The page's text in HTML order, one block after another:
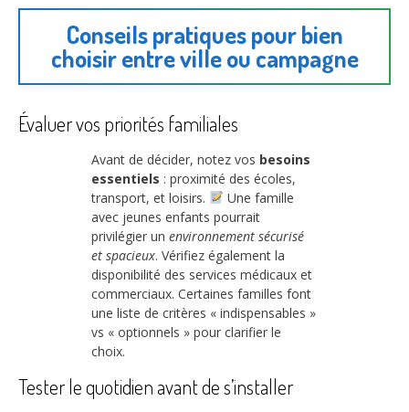
Conseils pratiques pour bien
choisir entre ville ou campagne
Évaluer vos priorités familiales
Avant de décider, notez vos besoins
essentiels : proximité des écoles,
transport, et loisirs.
Une famille
avec jeunes enfants pourrait
privilégier un environnement sécurisé
et spacieux. Vérifiez également la
disponibilité des services médicaux et
commerciaux. Certaines familles font
une liste de critères « indispensables »
vs « optionnels » pour clarifier le
choix.
Tester le quotidien avant de s’installer